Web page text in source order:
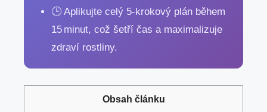
🕒 Aplikujte celý 5‑krokový plán během
15 minut, což šetří čas a maximalizuje
zdraví rostliny.
Obsah článku